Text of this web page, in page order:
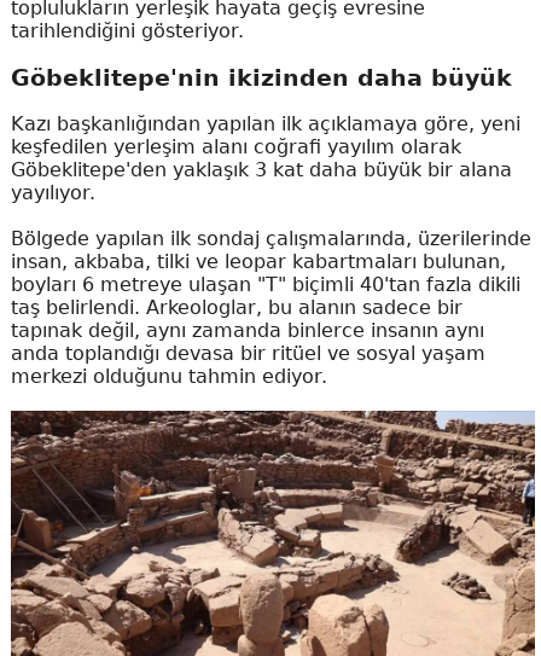
toplulukların yerleşik hayata geçiş evresine
tarihlendiğini gösteriyor.
Göbeklitepe'nin ikizinden daha büyük
Kazı başkanlığından yapılan ilk açıklamaya göre, yeni
keşfedilen yerleşim alanı coğrafi yayılım olarak
Göbeklitepe'den yaklaşık 3 kat daha büyük bir alana
yayılıyor.
Bölgede yapılan ilk sondaj çalışmalarında, üzerilerinde
insan, akbaba, tilki ve leopar kabartmaları bulunan,
boyları 6 metreye ulaşan "T" biçimli 40'tan fazla dikili
taş belirlendi. Arkeologlar, bu alanın sadece bir
tapınak değil, aynı zamanda binlerce insanın aynı
anda toplandığı devasa bir ritüel ve sosyal yaşam
merkezi olduğunu tahmin ediyor.